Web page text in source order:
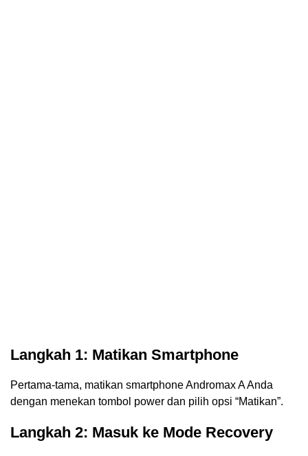
Langkah 1: Matikan Smartphone
Pertama-tama, matikan smartphone Andromax A Anda
dengan menekan tombol power dan pilih opsi “Matikan”.
Langkah 2: Masuk ke Mode Recovery